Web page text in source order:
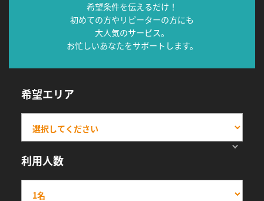
希望条件を伝えるだけ！
初めての方やリピーターの方にも
大人気のサービス。
お忙しいあなたをサポートします。
希望エリア
利用人数